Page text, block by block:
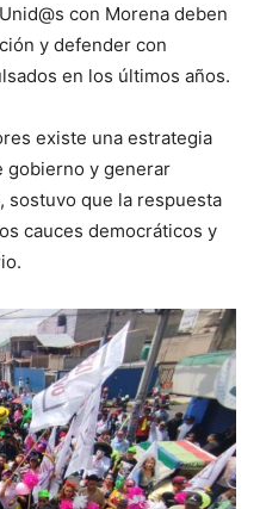
con Morena deben
y defender con
en los últimos años.
existe una estrategia
gobierno y generar
sostuvo que la respuesta
cauces democráticos y